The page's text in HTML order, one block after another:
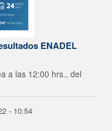
ENADEL
a las 12:00 hrs., del
- 10:54